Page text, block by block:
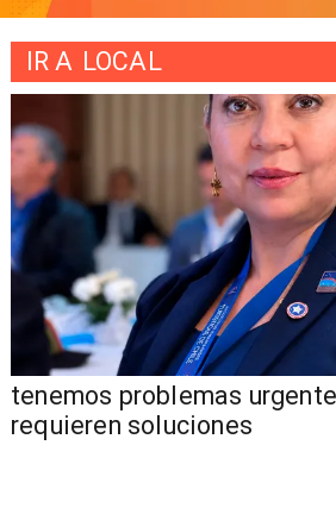
IR A LOCAL
tenemos problemas
requieren soluciones